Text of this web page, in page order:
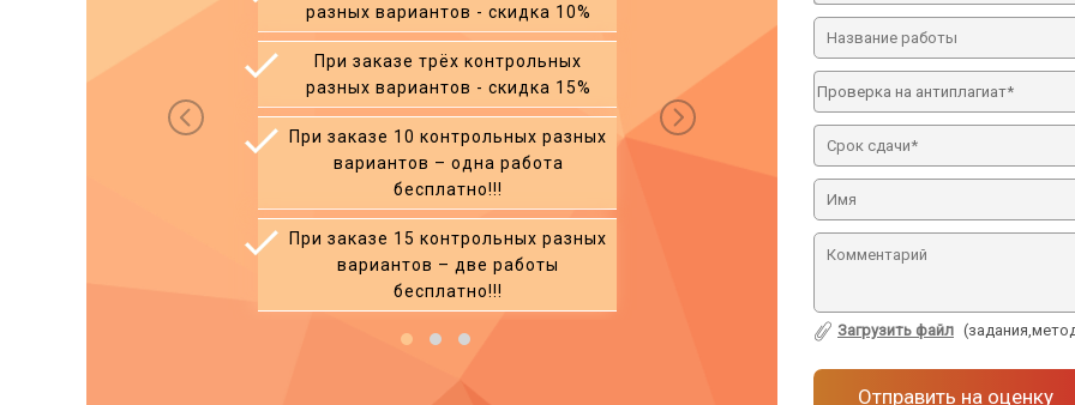
разных вариантов - скидка 10%
При заказе трёх контрольных
разных вариантов - скидка 15%
При заказе 10 контрольных разных
вариантов – одна работа
бесплатно!!!
При заказе 15 контрольных разных
вариантов – две работы
бесплатно!!!
вариантов -
При заказе трёх
вариантов -
При заказе 10
вариантов – одна
При заказе 15
вариантов – две
Загрузить файл
Отправить на оценку